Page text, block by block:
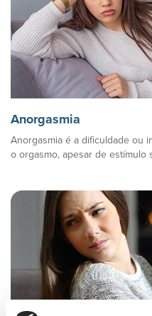
Anorgasmia
Anorgasmia é a dificuldade ou
o orgasmo, apesar de estímulo